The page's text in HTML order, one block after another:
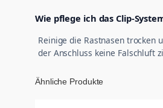
Wie pflege ich das Clip-
Reinige die Rastnasen trocken
der Anschluss keine Falschluft
Ähnliche Produkte